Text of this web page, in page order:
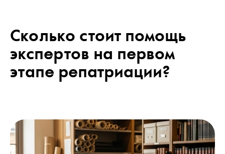
Сколько стоит помощь
экспертов на первом
этапе репатриации?